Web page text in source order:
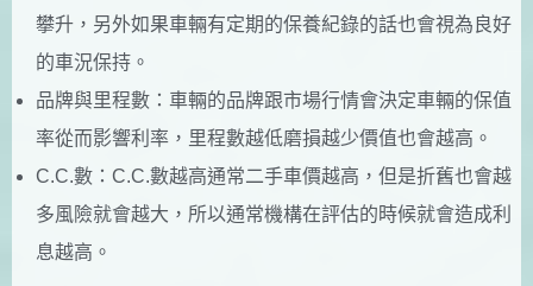
攀升，另外如果車輛有定期的保養紀錄的話也會視為良好
的車況保持。
品牌與里程數：車輛的品牌跟市場行情會決定車輛的保值
率從而影響利率，里程數越低磨損越少價值也會越高。
C.C.數：C.C.數越高通常二手車價越高，但是折舊也會越
多風險就會越大，所以通常機構在評估的時候就會造成利
息越高。